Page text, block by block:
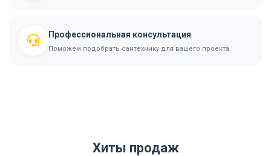
Профессиональная консультация
Поможем подобрать сантехнику для вашего проекта
Хиты продаж